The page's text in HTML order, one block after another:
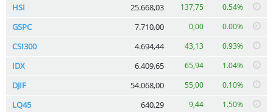
HSI 25.668,03 137,75 0.54%
GSPC 7.710,00 0,00 0.00%
CSI300 4.694,44 43,13 0.93%
IDX 6.409,65 65,94 1.04%
DJIF 54.068,00 55,00 0.10%
LQ45 640,29 9,44 1.50%